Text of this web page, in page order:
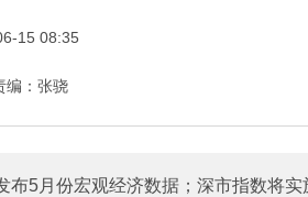
15 08:35
：张骁
布5月份宏观经济数据；深市指数将